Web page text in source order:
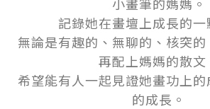
記錄她在畫壇上成長的一
無論是有趣的、無聊的、核突的
再配上媽媽的散文
希望能有人一起見證她畫功上
的成長。